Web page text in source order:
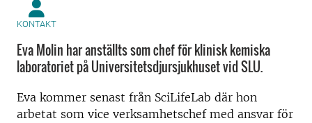
KONTAKT
Eva Molin har anställts som chef för klinisk kemiska
laboratoriet på Universitetsdjursjukhuset vid SLU.
Eva kommer senast från SciLifeLab där hon
arbetat som vice verksamhetschef med ansvar för